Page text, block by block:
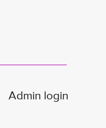
Admin login